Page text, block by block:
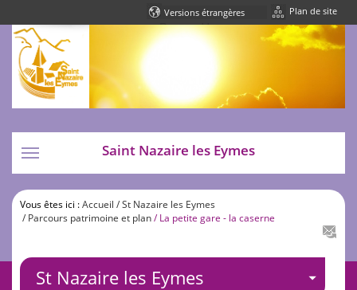
Plan de site
Powered by
Translate
Toggle
navigation
Saint Nazaire les Eymes
Vous êtes ici :Accueil / St Nazaire les Eymes
/ Parcours patrimoine et plan/ La petite gare - la caserne
St Nazaire les Eymes